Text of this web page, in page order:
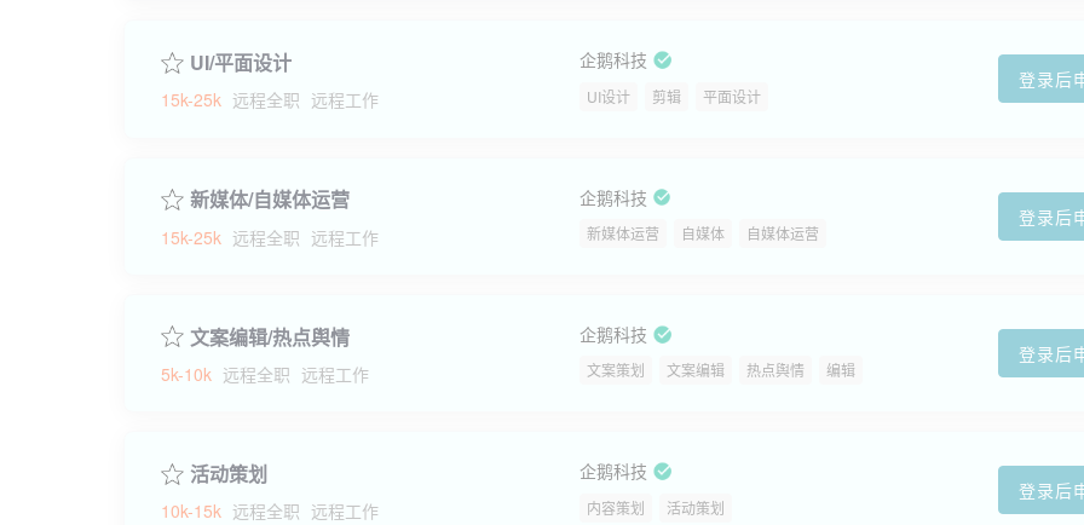
UI/平面设计
15k-25k 远程全职 远程工作
企鹅科技
UI设计 剪辑 平面设计
登录后
新媒体/自媒体运营
15k-25k 远程全职 远程工作
企鹅科技
新媒体运营 自媒体 自媒体运营
登录后
文案编辑/热点舆情
5k-10k 远程全职 远程工作
企鹅科技
文案策划 文案编辑 热点舆情 编辑
登录后
活动策划
10k-15k 远程全职 远程工作
企鹅科技
内容策划 活动策划
登录后